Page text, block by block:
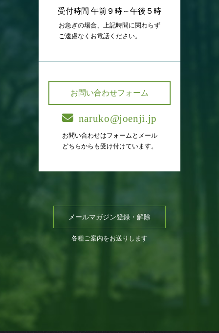
受付時間 午前９時～午後５時
お急ぎの場合、上記時間に関わらず
ご遠慮なくお電話ください。
お問い合わせフォーム
naruko@joenji.jp
お問い合わせはフォームとメール
どちらからも受け付けています。
メールマガジン登録・解除
各種ご案内をお送りします